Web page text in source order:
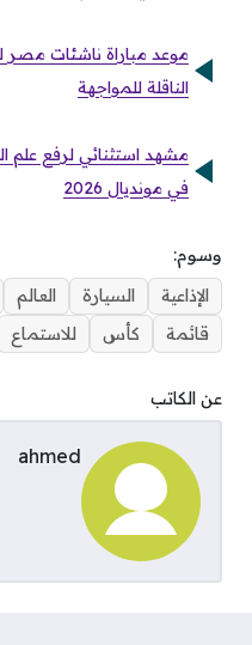
موعد مباراة ناشئات مصر
الناقلة للمواجهة
مشهد استثنائي لرفع علم
في مونديال 2026
وسوم:
الإذاعية
السيارة العالم
قائمة
كأس للاستماع
عن الكاتب
ahmed